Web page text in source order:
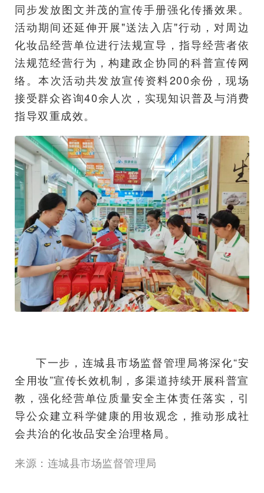
同步发放图文并茂的宣传手册强化传播效果。
活动期间还延伸开展"送法入店"行动，对周边
化妆品经营单位进行法规宣导，指导经营者依
法规范经营行为，构建政企协同的科普宣传网
络。本次活动共发放宣传资料200余份，现场
接受群众咨询40余人次，实现知识普及与消费
指导双重成效。
下一步，连城县市场监督管理局将深化“安
全用妆”宣传长效机制，多渠道持续开展科普宣
教，强化经营单位质量安全主体责任落实，引
导公众建立科学健康的用妆观念，推动形成社
会共治的化妆品安全治理格局。
来源：连城县市场监督管理局